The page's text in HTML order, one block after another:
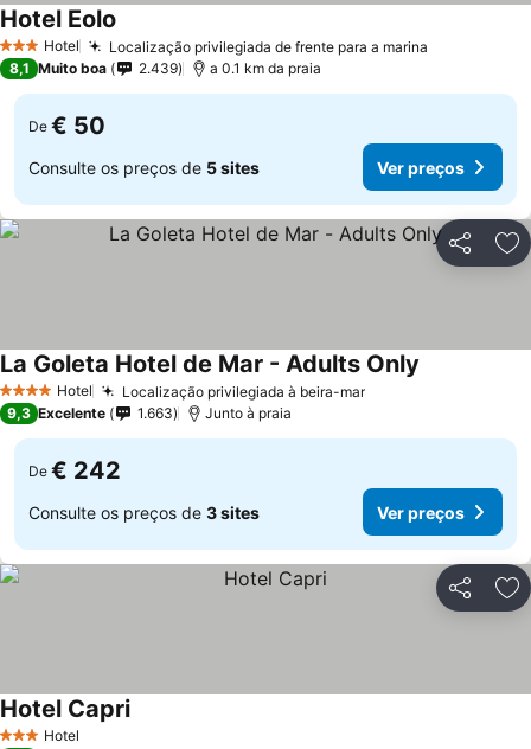
3 EstrelasHotel Localização privilegiada de frente para a marina
Hotel Eolo
8,1 Muito boa 2.439 a 0.1 km da praia
De € 50
Consulte os preços de 5 sites Ver preços
Partilhar
4 EstrelasHotel Localização privilegiada à beira-mar
La Goleta Hotel de Mar - Adults Only
9,3 Excelente 1.663 Junto à praia
De € 242
Consulte os preços de 3 sites Ver preços
Partilhar
3 EstrelasHotel
Hotel Capri